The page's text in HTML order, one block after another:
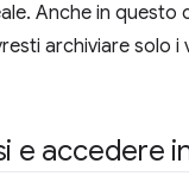
Anche in questo
archiviare solo i
e accedere